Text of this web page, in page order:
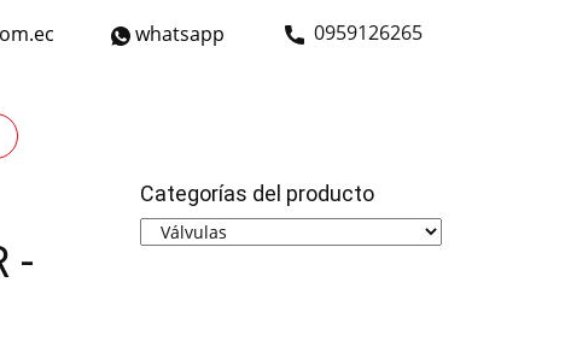
​0959126265
whatsapp
-
Categorías del producto